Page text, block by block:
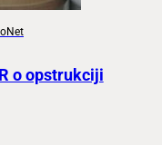
o opstrukciji